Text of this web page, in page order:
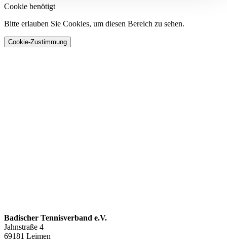
Abschnitt Einzelheiten
Wir verwenden Cookies, um Inhalte und Anzeigen zu
personalisieren, Funktionen für soziale Medien anbieten
Cookie benötigt
Bitte erlauben Sie Cookies, um diesen Bereich zu sehen.
Cookie-Zustimmung
Badischer Tennisverband e.V.
Jahnstraße 4
69181 Leimen